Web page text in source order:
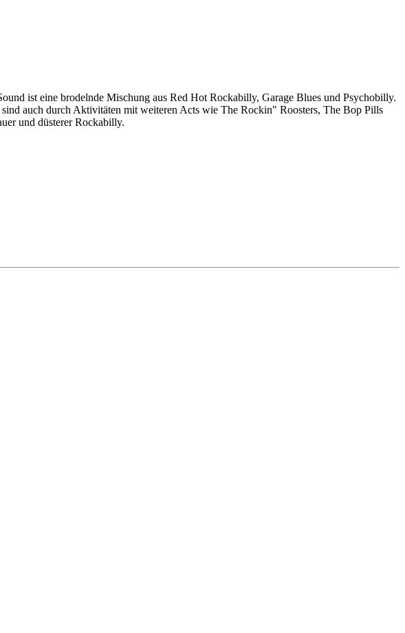
ist eine brodelnde Mischung aus Red Hot Rockabilly, Garage Blues und Psychobilly.
auch durch Aktivitäten mit weiteren Acts wie The Rockin" Roosters, The Bop Pills
und düsterer Rockabilly.